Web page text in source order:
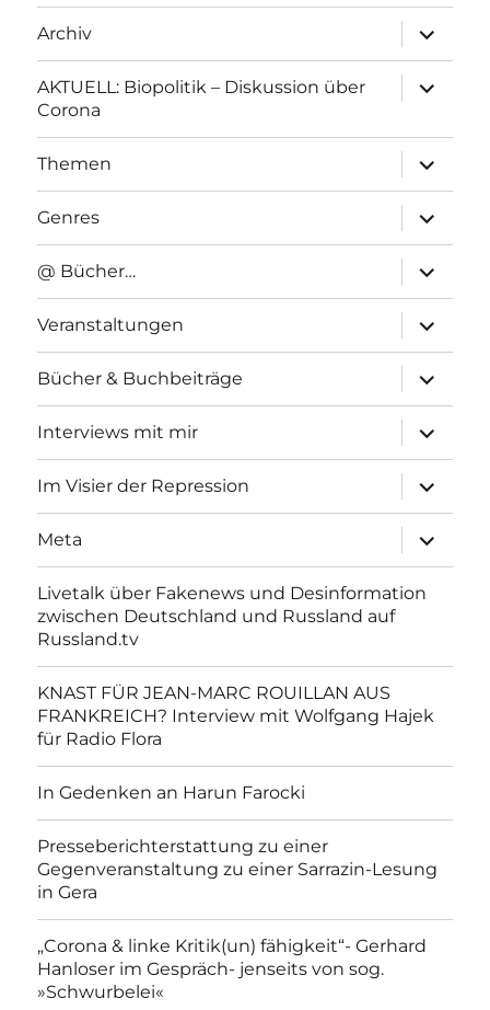
Archiv
anzeigen
AKTUELL: Biopolitik – Diskussion über
Corona
anzeigen
Themen
anzeigen
Genres
anzeigen
@ Bücher…
anzeigen
Veranstaltungen
anzeigen
Bücher & Buchbeiträge
anzeigen
Interviews mit mir
anzeigen
Im Visier der Repression
anzeigen
Meta
anzeigen
Livetalk über Fakenews und Desinformation
zwischen Deutschland und Russland auf
Russland.tv
KNAST FÜR JEAN-MARC ROUILLAN AUS
FRANKREICH? Interview mit Wolfgang Hajek
für Radio Flora
In Gedenken an Harun Farocki
Presseberichterstattung zu einer
Gegenveranstaltung zu einer Sarrazin-Lesung
in Gera
„Corona & linke Kritik(un) fähigkeit“- Gerhard
Hanloser im Gespräch- jenseits von sog.
»Schwurbelei«